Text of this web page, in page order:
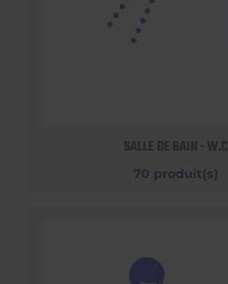
SALLE DE BAIN - W.C
70 produit(s)